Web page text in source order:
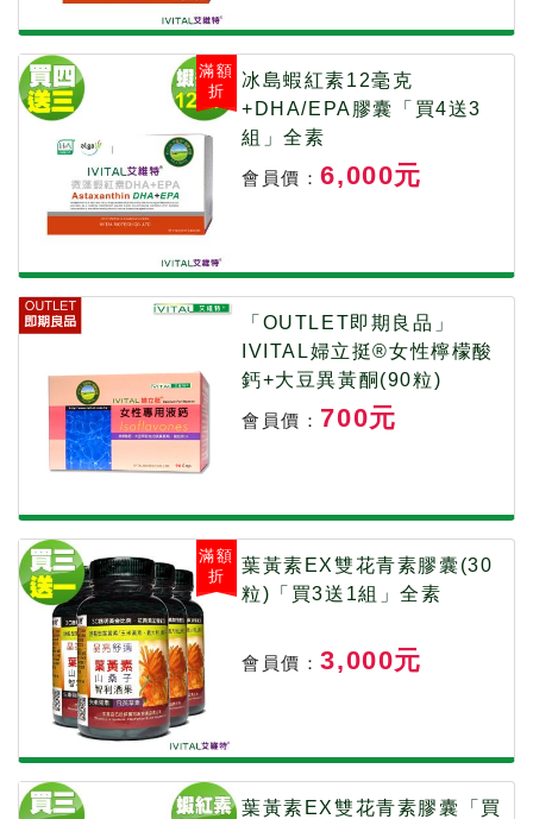
滿額
折
冰島蝦紅素12毫克
+DHA/EPA膠囊「買4送3
組」全素
會員價：6,000元
「OUTLET即期良品」
IVITAL婦立挺®女性檸檬酸
鈣+大豆異黃酮(90粒)
會員價： 700元
滿額
折
葉黃素EX雙花青素膠囊(30
粒)「買3送1組」全素
會員價：3,000元
葉黃素EX雙花青素膠囊「買